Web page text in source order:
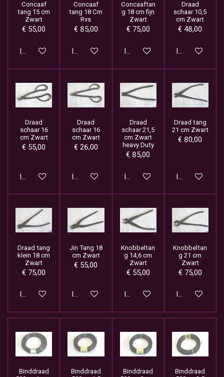
Concaaf
tang 15 cm
Zwart
€ 55,00
In winkelwagen
Concaaf
tang 18 Cm
Rvs
€ 85,00
In winkelwagen
Concaaftan
g 18 cm fijn
Zwart
€ 75,00
In winkelwagen
Draad
schaar 10,5
cm Zwart
€ 48,00
In
Draad
schaar 16
cm Zwart
€ 55,00
In winkelwagen
Draad
schaar 16
cm Zwart
€ 26,00
In winkelwagen
Draad
schaar 21,5
cm Zwart
heavy Duty
€ 85,00
In winkelwagen
Draad tang
21 cm Zwart
€ 80,00
In
Draad tang
klein 18 cm
Zwart
€ 75,00
In winkelwagen
Jin Tang 18
cm Zwart
€ 55,00
In winkelwagen
Knobbeltan
g 14,6 cm
Zwart
€ 55,00
In winkelwagen
Knobbeltan
g 21 cm
Zwart
€ 75,00
In
Binddraad
Binddraad
Binddraad
Binddraad